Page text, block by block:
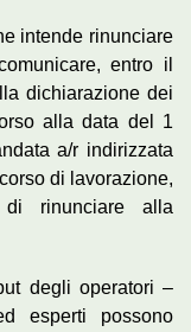
intende rinunciare
entro il
dichiarazione dei
alla data del 1
a/r indirizzata
di lavorazione,
di rinunciare alla
degli operatori –
esperti possono